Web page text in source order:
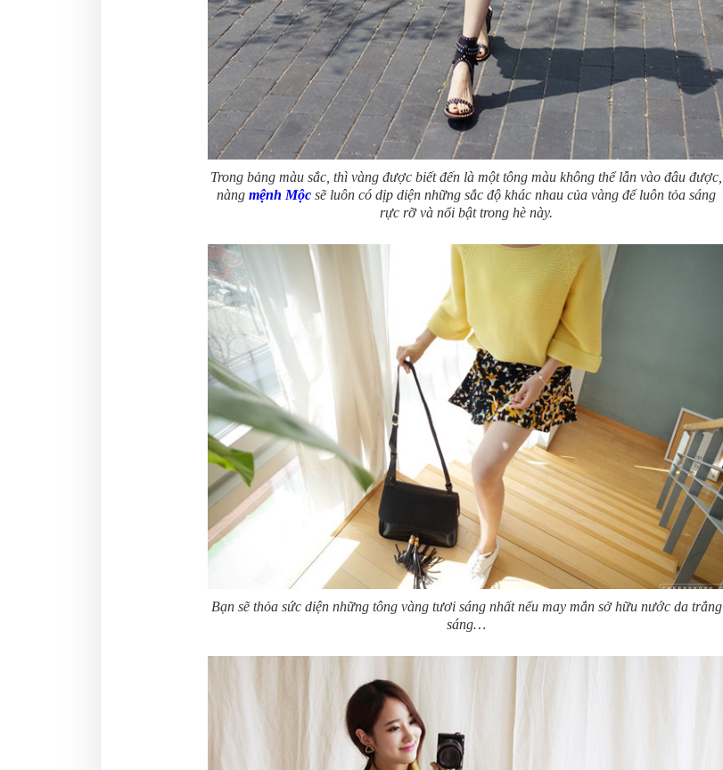
Trong bảng màu sắc, thì vàng được biết đến là một tông màu không thể lẫn vào đâu được,
nàng mệnh Mộc sẽ luôn có dịp diện những sắc độ khác nhau của vàng để luôn tỏa sáng
rực rỡ và nổi bật trong hè này.
Bạn sẽ thỏa sức diện những tông vàng tươi sáng nhất nếu may mắn sở hữu nước da trắng
sáng…